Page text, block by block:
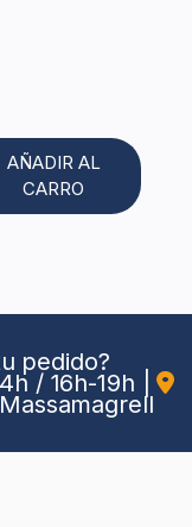
AÑADIR AL
CARRO
pedido?
/ 16h-19h